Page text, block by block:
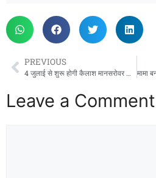
PREVIOUS
4 जुलाई से शुरू होगी कैलाश मानसरोवर यात्रा: बिना वीजा-पासपोर्ट होंगे कैलाश दर्शन, उत्तराखंड में सभी तैयारियां पूरी
Leave a Comment